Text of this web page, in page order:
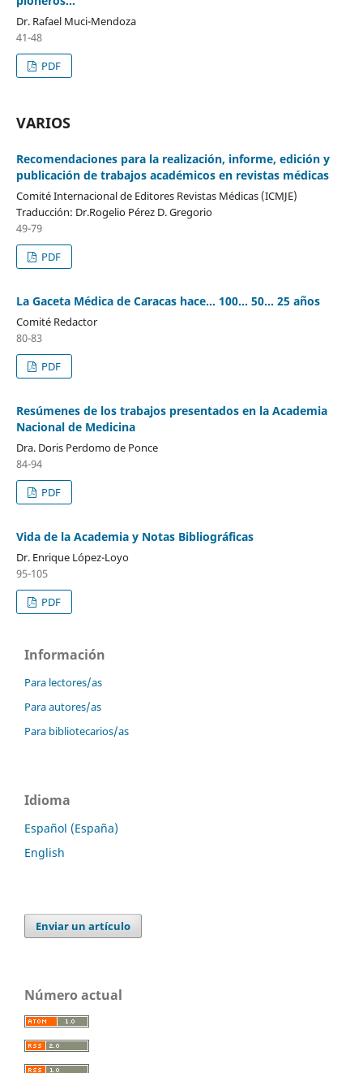
Dr. Rafael Muci-Mendoza
41-48
PDF
VARIOS
Recomendaciones para la realización, informe, edición y
publicación de trabajos académicos en revistas médicas
Comité Internacional de Editores Revistas Médicas (ICMJE)
Traducción: Dr.Rogelio Pérez D. Gregorio
49-79
PDF
La Gaceta Médica de Caracas hace… 100… 50… 25 años
Comité Redactor
80-83
PDF
Resúmenes de los trabajos presentados en la Academia
Nacional de Medicina
Dra. Doris Perdomo de Ponce
84-94
PDF
Vida de la Academia y Notas Bibliográficas
Dr. Enrique López-Loyo
95-105
PDF
Información
Para lectores/as
Para autores/as
Para bibliotecarios/as
Idioma
Español (España)
English
Enviar un artículo
Número actual